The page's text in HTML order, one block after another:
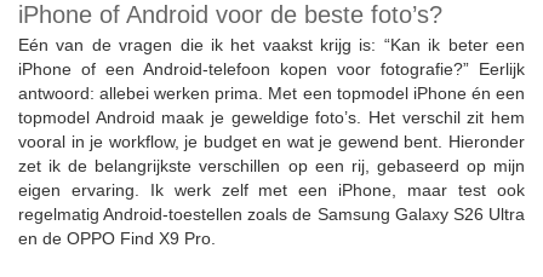
iPhone of Android voor de beste foto’s?
Eén van de vragen die ik het vaakst krijg is: “Kan ik beter een
iPhone of een Android-telefoon kopen voor fotografie?” Eerlijk
antwoord: allebei werken prima. Met een topmodel iPhone én een
topmodel Android maak je geweldige foto’s. Het verschil zit hem
vooral in je workflow, je budget en wat je gewend bent. Hieronder
zet ik de belangrijkste verschillen op een rij, gebaseerd op mijn
eigen ervaring. Ik werk zelf met een iPhone, maar test ook
regelmatig Android-toestellen zoals de Samsung Galaxy S26 Ultra
en de OPPO Find X9 Pro.